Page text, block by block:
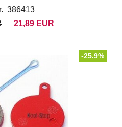
386413
21,89 EUR
-25.9%